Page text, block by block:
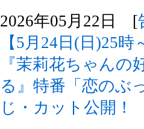
2026年05月22日 [
【5月24日(日)25
『茉莉花ちゃん
る』特番「恋のぶ
じ・カット公開！